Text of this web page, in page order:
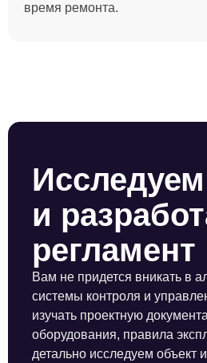
время ремонта.
и
регламент
Вам не придется вникать в
системы контроля и
изучать проектную
оборудования, правила
детально исследуем объект